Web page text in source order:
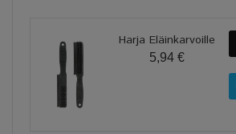
Harja Eläinkarvoille
5,94 €